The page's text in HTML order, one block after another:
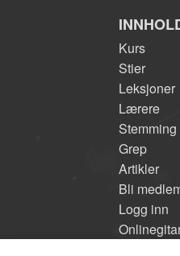
Kurs
Stier
Leksjoner
Lærere
Stemming
Grep
Artikler
Bli
Logg inn